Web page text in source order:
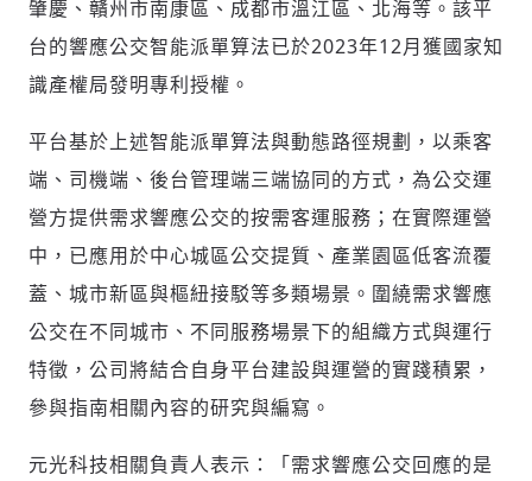
肇慶、贛州市南康區、成都市溫江區、北海等。該平
台的響應公交智能派單算法已於2023年12月獲國家知
識產權局發明專利授權。
平台基於上述智能派單算法與動態路徑規劃，以乘客
端、司機端、後台管理端三端協同的方式，為公交運
營方提供需求響應公交的按需客運服務；在實際運營
中，已應用於中心城區公交提質、產業園區低客流覆
蓋、城市新區與樞紐接駁等多類場景。圍繞需求響應
公交在不同城市、不同服務場景下的組織方式與運行
特徵，公司將結合自身平台建設與運營的實踐積累，
參與指南相關內容的研究與編寫。
元光科技相關負責人表示：「需求響應公交回應的是